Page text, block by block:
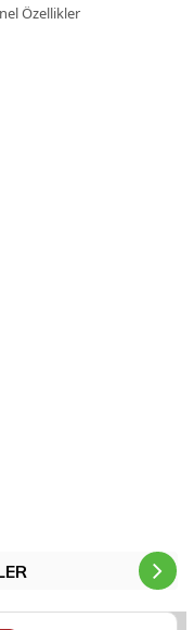
Özellikler